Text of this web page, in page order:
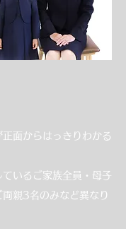
面からはっきりわかる
ているご家族全員・母子
親3名のみなど異なり